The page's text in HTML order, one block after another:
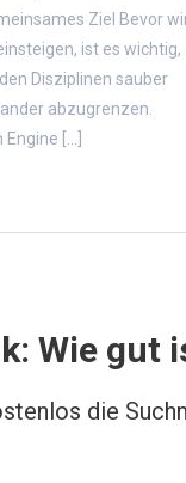
Ziel Bevor
ist es wichtig,
Disziplinen sauber
abzugrenzen.
[...]
Wie
die